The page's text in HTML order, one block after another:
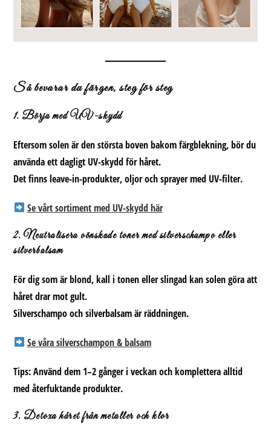
Så bevarar du färgen, steg för steg
1. Börja med UV-skydd
Eftersom solen är den största boven bakom färgblekning, bör du
använda ett dagligt UV-skydd för håret.
Det finns leave-in-produkter, oljor och sprayer med UV-filter.
Se vårt sortiment med UV-skydd här
2. Neutralisera oönskade toner med silverschampo eller
silverbalsam
För dig som är blond, kall i tonen eller slingad kan solen göra att
håret drar mot gult.
Silverschampo och silverbalsam är räddningen.
Se våra silverschampon & balsam
Tips: Använd dem 1–2 gånger i veckan och komplettera alltid
med återfuktande produkter.
3. Detoxa håret från metaller och klor